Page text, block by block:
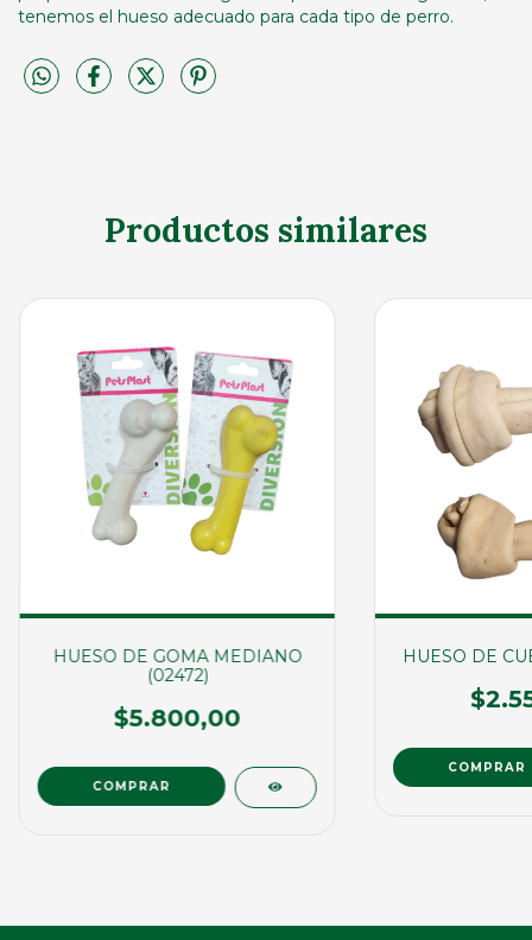
tenemos el hueso adecuado para cada tipo de perro.
Productos similares
HUESO DE GOMA MEDIANO
(02472)
$5.800,00
HUESO DE